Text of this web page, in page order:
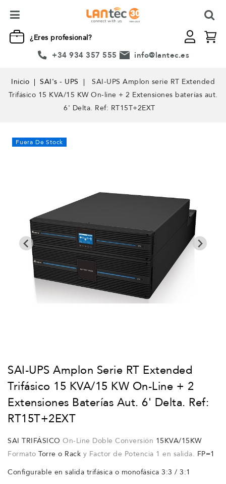
¿Eres profesional?
+34 934 357 555 info@lantec.es
Inicio SAI's - UPS
SAI-UPS Amplon serie RT Extended
Trifásico 15 KVA/15 KW On-line + 2 Extensiones baterías aut.
6' Delta. Ref: RT15T+2EXT
Fuera De Stock
SAI-UPS Amplon Serie RT Extended
Trifásico 15 KVA/15 KW On-Line + 2
Extensiones Baterías Aut. 6' Delta. Ref:
RT15T+2EXT
SAI TRIFÁSICO On-Line Doble Conversión 15KVA/15KW
Formato Torre o Rack y Factor de Potencia 1 en salida. FP=1
Configurable en salida trifásica o monofásica 3:3 / 3:1